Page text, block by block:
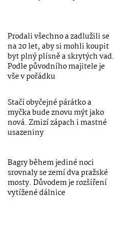
Prodali všechno a zadlužili se
na 20 let, aby si mohli koupit
byt plný plísně a skrytých vad.
Podle původního majitele je
vše v pořádku
Stačí obyčejné párátko a
myčka bude znovu mýt jako
nová. Zmizí zápach i mastné
usazeniny
Bagry během jediné noci
srovnaly se zemí dva pražské
mosty. Důvodem je rozšíření
vytížené dálnice